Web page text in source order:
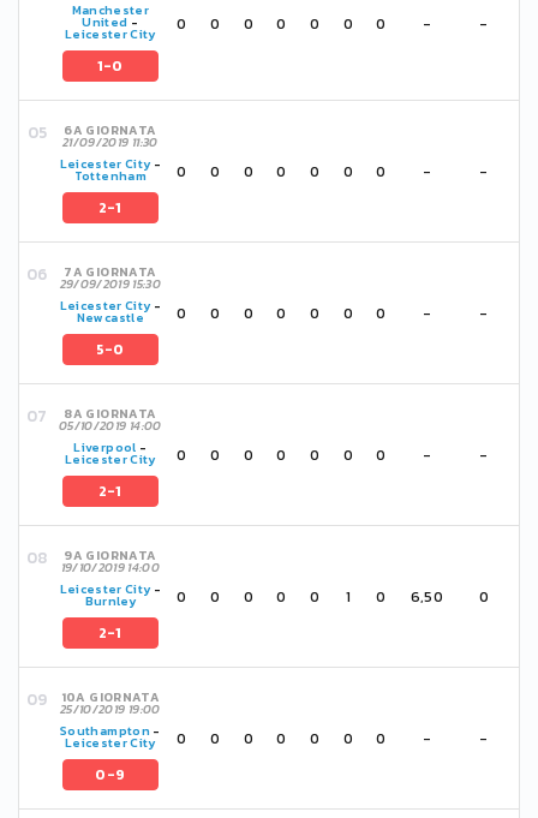
Manchester
United -
Leicester City
1-0
0 0 0 0 0 0 0 - -
6A GIORNATA
21/09/2019 11:30
Leicester City-
Tottenham
2-1
0 0 0 0 0 0 0 - -
7A GIORNATA
29/09/2019 15:30
Leicester City-
Newcastle
5-0
0 0 0 0 0 0 0 - -
8A GIORNATA
05/10/2019 14:00
Liverpool -
Leicester City
2-1
0 0 0 0 0 0 0 - -
9A GIORNATA
19/10/2019 14:00
Leicester City-
Burnley
2-1
0 0 0 0 0 1 0 6,50 0
10A GIORNATA
25/10/2019 19:00
Southampton-
Leicester City
0-9
0 0 0 0 0 0 0 - -